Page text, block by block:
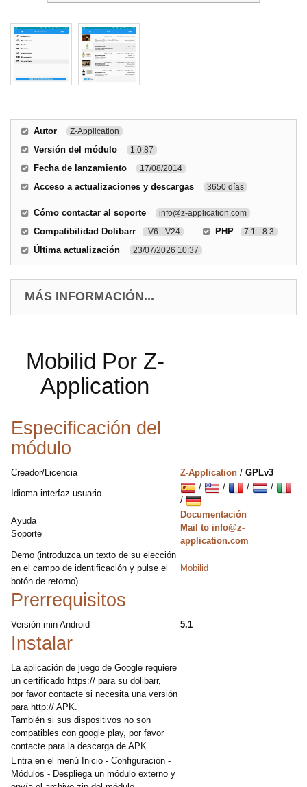
Autor Z-Application
Versión del módulo 1.0.87
Fecha de lanzamiento 17/08/2014
Acceso a actualizaciones y descargas 3650 días
Cómo contactar al soporte info@z-application.com
Compatibilidad Dolibarr V6 - V24 - PHP 7.1 - 8.3
Última actualización 23/07/2026 10:37
MÁS INFORMACIÓN...
Mobilid Por Z-
Application
Especificación del
módulo
Creador/Licencia Z-Application / GPLv3
Idioma interfaz usuario
/ / /
/
/
Ayuda
Soporte
Documentación
Mail to info@z-
application.com
Demo (introduzca un texto de su elección
en el campo de identificación y pulse el
botón de retorno)
Mobilid
Prerrequisitos
Versión min Android 5.1
Instalar
La aplicación de juego de Google requiere
un certificado https:// para su dolibarr,
por favor contacte si necesita una versión
para http:// APK.
También si sus dispositivos no son
compatibles con google play, por favor
contacte para la descarga de APK.
Entra en el menú Inicio - Configuración -
Módulos - Despliega un módulo externo y